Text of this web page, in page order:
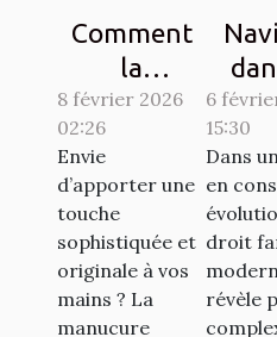
Comment
la
manucure
French
dentelle
transforme-
t-elle votre
style ?
8 février 2026
02:26
Envie
d’apporter une
touche
sophistiquée et
originale à vos
mains ? La
manucure
du
6
15:30
Dans
en
droit
révèle